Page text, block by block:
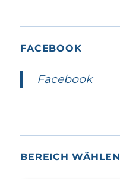
FACEBOOK
Facebook
BEREICH WÄHLEN